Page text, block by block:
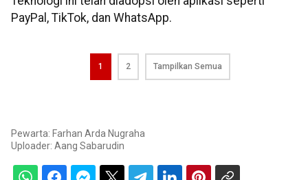
PayPal, TikTok, dan WhatsApp.
1 2 Tampilkan Semua
Pewarta: Farhan Arda Nugraha
Uploader: Aang Sabarudin